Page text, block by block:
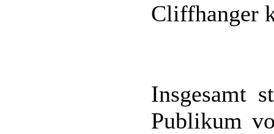
Cliffhanger
Insgesamt
Publikum